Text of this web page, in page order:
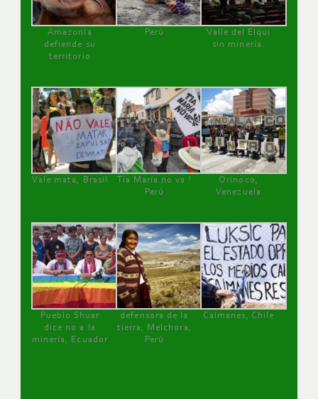
Amazonía
defiende su
territorio
Perú
Valle del Elqui
sin minería.
Vale mata, Brasil
Tía María no va !
Perú
Orinoco,
Venezuela
Pueblo Shuar
dice no a la
minería, Ecuador
defensora de la
tierra, Melchora,
Perú
Caimanes, Chile